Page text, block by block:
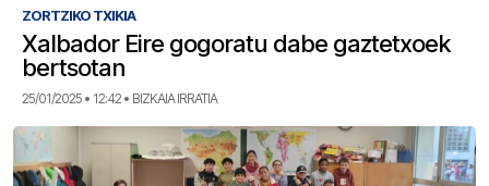
ZORTZIKO TXIKIA
Xalbador Eire gogoratu dabe gaztetxoek
bertsotan
25/01/2025 • 12:42 • BIZKAIA IRRATIA